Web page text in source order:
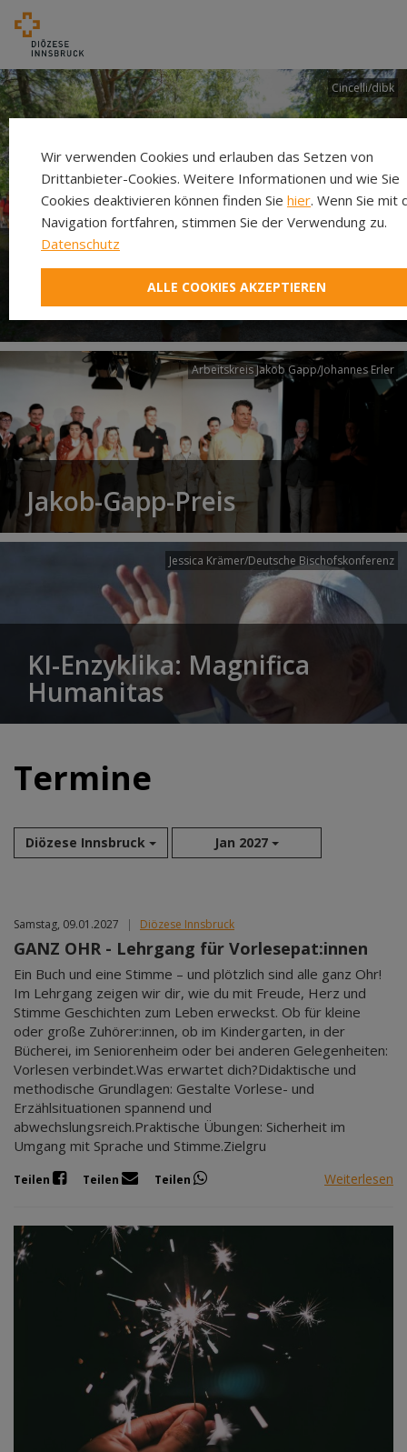
Cincelli/dibk
Neuer Pilgerweg Via
Laudato si’
Arbeitskreis Jakob Gapp/Johannes Erler
Jakob-Gapp-Preis
Jessica Krämer/Deutsche Bischofskonferenz
KI-Enzyklika: Magnifica
Humanitas
Termine
Diözese Innsbruck Jan 2027
Sep 2026
Okt 2026
Nov 2026
Dez 2026
Jan 2027
Feb 2027
Mär 2027
Apr 2027
Mai 2027
Jun 2027
Samstag, 09.01.2027 | Diözese Innsbruck
GANZ OHR - Lehrgang für Vorlesepat:innen
Ein Buch und eine Stimme – und plötzlich sind alle ganz Ohr!
Im Lehrgang zeigen wir dir, wie du mit Freude, Herz und
Stimme Geschichten zum Leben erweckst. Ob für kleine
oder große Zuhörer:innen, ob im Kindergarten, in der
Bücherei, im Seniorenheim oder bei anderen Gelegenheiten:
Vorlesen verbindet.Was erwartet dich?Didaktische und
methodische Grundlagen: Gestalte Vorlese- und
Erzählsituationen spannend und
abwechslungsreich.Praktische Übungen: Sicherheit im
Umgang mit Sprache und Stimme.Zielgru
Teilen Teilen Teilen Weiterlesen
Wir verwenden Cookies und erlauben das Setzen von
Drittanbieter-Cookies. Weitere Informationen und wie Sie
Cookies deaktivieren können finden Sie hier. Wenn Sie mit
Navigation fortfahren, stimmen Sie der Verwendung zu.
Datenschutz
ALLE COOKIES AKZEPTIEREN